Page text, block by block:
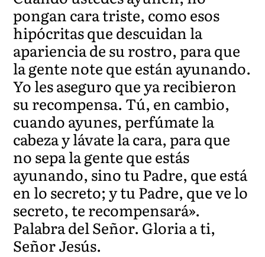
pongan cara triste, como esos
hipócritas que descuidan la
apariencia de su rostro, para que
la gente note que están ayunando.
Yo les aseguro que ya recibieron
su recompensa. Tú, en cambio,
cuando ayunes, perfúmate la
cabeza y lávate la cara, para que
no sepa la gente que estás
ayunando, sino tu Padre, que está
en lo secreto; y tu Padre, que ve lo
secreto, te recompensará».
Palabra del Señor. Gloria a ti,
Señor Jesús.